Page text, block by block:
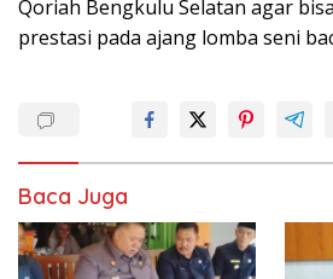
Qoriah Bengkulu Selatan agar
prestasi pada ajang lomba seni
Baca Juga